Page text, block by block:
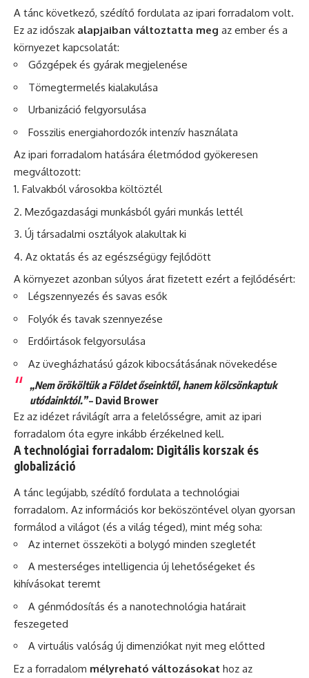
A tánc következő, szédítő fordulata az ipari forradalom volt.
Ez az időszak alapjaiban változtatta meg az ember és a
környezet kapcsolatát:
Gőzgépek és gyárak megjelenése
Tömegtermelés kialakulása
Urbanizáció felgyorsulása
Fosszilis energiahordozók intenzív használata
Az ipari forradalom hatására életmódod gyökeresen
megváltozott:
Falvakból városokba költöztél
Mezőgazdasági munkásból gyári munkás lettél
Új társadalmi osztályok alakultak ki
Az oktatás és az egészségügy fejlődött
A környezet azonban súlyos árat fizetett ezért a fejlődésért:
Légszennyezés és savas esők
Folyók és tavak szennyezése
Erdőirtások felgyorsulása
Az üvegházhatású gázok kibocsátásának növekedése
„Nem örököltük a Földet őseinktől, hanem kölcsönkaptuk
utódainktól.”– David Brower
Ez az idézet rávilágít arra a felelősségre, amit az ipari
forradalom óta egyre inkább érzékelned kell.
A technológiai forradalom: Digitális korszak és
globalizáció
A tánc legújabb, szédítő fordulata a technológiai
forradalom. Az információs kor beköszöntével olyan gyorsan
formálod a világot (és a világ téged), mint még soha:
Az internet összeköti a bolygó minden szegletét
A mesterséges intelligencia új lehetőségeket és
kihívásokat teremt
A génmódosítás és a nanotechnológia határait
feszegeted
A virtuális valóság új dimenziókat nyit meg előtted
Ez a forradalom mélyreható változásokat hoz az